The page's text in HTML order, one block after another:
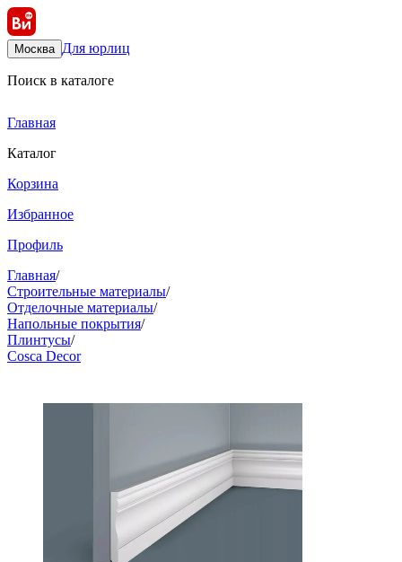
Москва Для юрлиц
Поиск в каталоге
Главная
Каталог
Корзина
Избранное
Профиль
Главная/
Строительные материалы/
Отделочные материалы/
Напольные покрытия/
Плинтусы/
Cosca Decor